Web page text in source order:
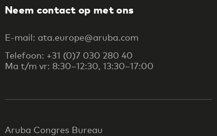
Neem contact op met ons
E-mail: ata.europe@aruba.com
Telefoon: +31 (0)7 030 280 40
Ma t/m vr: 8:30–12:30, 13:30–17:00
Aruba Congres Bureau